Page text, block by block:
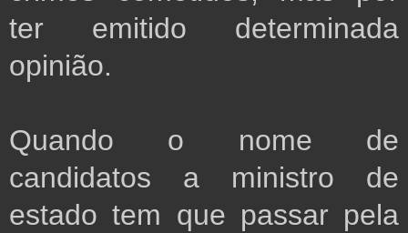
ter emitido determinada
opinião.
Quando o nome de
candidatos a ministro de
estado tem que passar pela